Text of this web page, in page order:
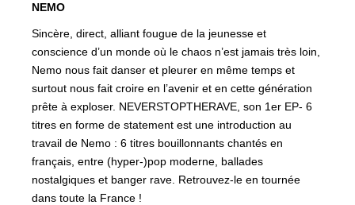
NEMO
Sincère, direct, alliant fougue de la jeunesse et
conscience d’un monde où le chaos n’est jamais très loin,
Nemo nous fait danser et pleurer en même temps et
surtout nous fait croire en l’avenir et en cette génération
prête à exploser. NEVERSTOPTHERAVE, son 1er EP- 6
titres en forme de statement est une introduction au
travail de Nemo : 6 titres bouillonnants chantés en
français, entre (hyper-)pop moderne, ballades
nostalgiques et banger rave. Retrouvez-le en tournée
dans toute la France !